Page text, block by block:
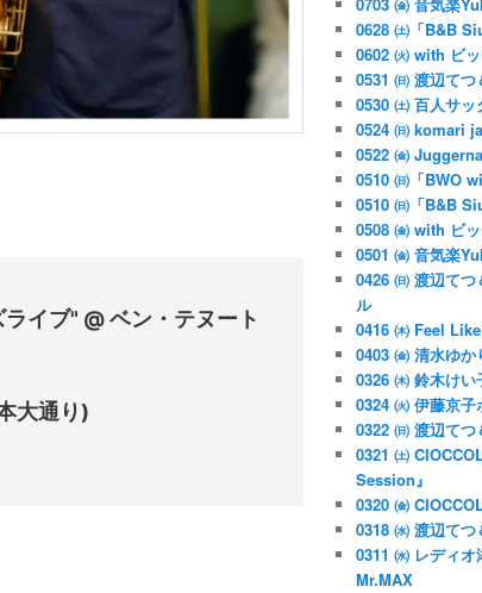
イブ" @ ベン・テヌート
大通り)
0628 ㈯「B&B
0602 ㈫ with ビ
0531 ㈰ 渡辺て
0530 ㈯ 百人サッ
0524 ㈰ komari
0522 ㈮
0510 ㈰「BWO
0510 ㈰「B&B
0508 ㈮ with ビ
0501 ㈮ 音気楽
0426 ㈰ 渡辺て
ル
0416 ㈭ Feel
0403 ㈮ 清水ゆか
0326 ㈭ 鈴木けい
0324 ㈫ 伊藤京
0322 ㈰ 渡辺てつ
0321 ㈯
Session』
0320 ㈮
0318 ㈬ 渡辺て
0311 ㈬ レディ
Mr.MAX